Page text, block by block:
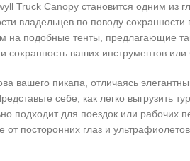
Truck Canopy становится одним из
владельцев по поводу сохранности
подобные тенты, предлагающие
ваших инструментов или
вашего пикапа, отличаясь
себе, как легко выгрузить
подходит для поездок или рабочих
посторонних глаз и